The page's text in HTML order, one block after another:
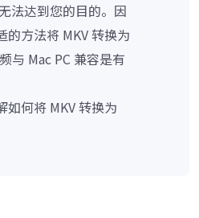
法达到您的目的。因
的方法将 MKV 转换为
与 Mac PC 兼容是有
如何将 MKV 转换为